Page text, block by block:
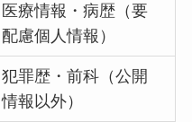
医療情報・病歴（要
配慮個人情報）
犯罪歴・前科（公開
情報以外）